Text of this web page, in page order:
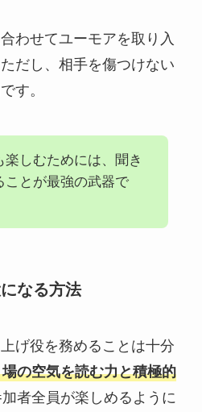
わせてユーモアを取り入
だし、相手を傷つけない
す。
楽しむためには、聞き
ことが最強の武器で
なる方法
げ役を務めることは十分
の空気を読む力と積極的
者全員が楽しめるように